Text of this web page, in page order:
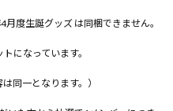
度生誕グッズ は同梱できません。
になっています。
同一となります。）